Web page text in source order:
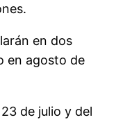
en dos
en agosto de
de julio y del